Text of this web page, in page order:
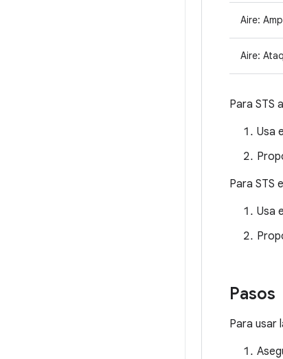
Aire:
Aire:
Para STS
Usa
Para STS
Usa
Pasos
Para usar